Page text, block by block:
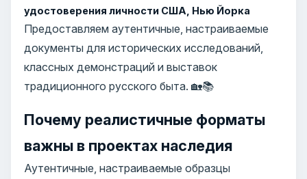
удостоверения личности США, Нью Йорка
Предоставляем аутентичные, настраиваемые
документы для исторических исследований,
классных демонстраций и выставок
традиционного русского быта. 🏡📚
Почему реалистичные форматы
важны в проектах наследия
Аутентичные, настраиваемые образцы